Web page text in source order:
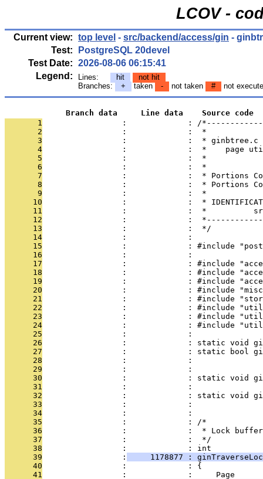
LCOV -
Current view: top level - src/backend/access/gin -
Test:
PostgreSQL 20devel
Test Date: 2026-08-06 06:15:41
Legend:
Lines: hit
not hit
Branches:
+ taken - not taken # not
             Branch data     Line data    Source code
       1
:             : /
       2
                 :             :  *
       3
                 :             :  * ginbtree.c
       4
:             :  *    page
       5
                 :             :  *
       6
                 :             :  *
       7
:             :  * Portions
       8
:             :  * Portions
       9
                 :             :  *
      10
:             :  *
      11
:             :  *
      12
:             :
      13
                 :             :  */
      14
                 :             :
      15
:             : #include
      16
                 :             :
      17
:             : #include
      18
:             : #include
      19
:             : #include
      20
:             : #include
      21
:             : #include
      22
:             : #include
      23
:             : #include
      24
:             : #include
      25
                 :             :
      26
:             : static void
      27
:             : static bool
      28
:             :
      29
:             :
      30
:             : static void
      31
:             :
      32
:             : static void
      33
:             :
      34
                 :             :
      35
                 :             : /*
      36
:             :  * Lock
      37
                 :             :  */
      38
                 :             : int
      39
                 :
1178877 :
      40
                 :             : {
      41
:             :     Page